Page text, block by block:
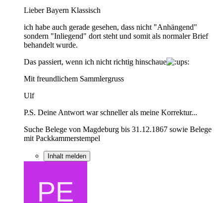
Lieber Bayern Klassisch
ich habe auch gerade gesehen, dass nicht "Anhängend"
sondern "Inliegend" dort steht und somit als normaler Brief
behandelt wurde.
Das passiert, wenn ich nicht richtig hinschaue
Mit freundlichem Sammlergruss
Ulf
P.S. Deine Antwort war schneller als meine Korrektur...
Suche Belege von Magdeburg bis 31.12.1867 sowie Belege
mit Packkammerstempel
Inhalt melden